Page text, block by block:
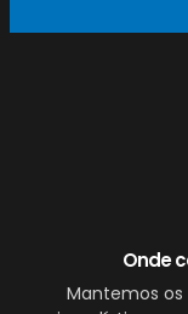
Onde
Mantemos